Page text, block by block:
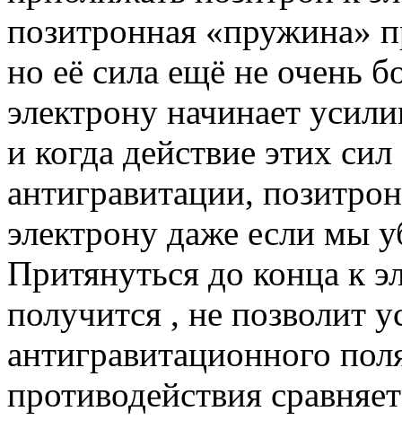
позитронная «пружина»
но её сила ещё не очень
электрону начинает
и когда действие этих
антигравитации,
электрону даже если мы
Притянуться до конца к
получится , не позволит
антигравитационного
противодействия